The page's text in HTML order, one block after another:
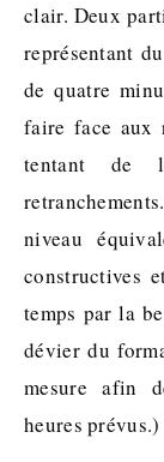
clair. Deux
représentant
de quatre
faire face aux
tentant de
niveau
constructives
temps par la
dévier du
mesure afin
heures prévus.)